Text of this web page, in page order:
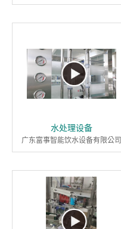
水处理设备
广东富事智能饮水设备有限公司